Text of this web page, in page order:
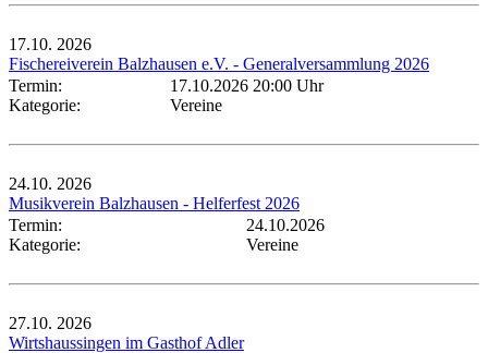
17.10. 2026
Fischereiverein Balzhausen e.V. - Generalversammlung 2026
Termin:
17.10.2026 20:00 Uhr
Kategorie:
Vereine
24.10. 2026
Musikverein Balzhausen - Helferfest 2026
Termin:
24.10.2026
Kategorie:
Vereine
27.10. 2026
Wirtshaussingen im Gasthof Adler